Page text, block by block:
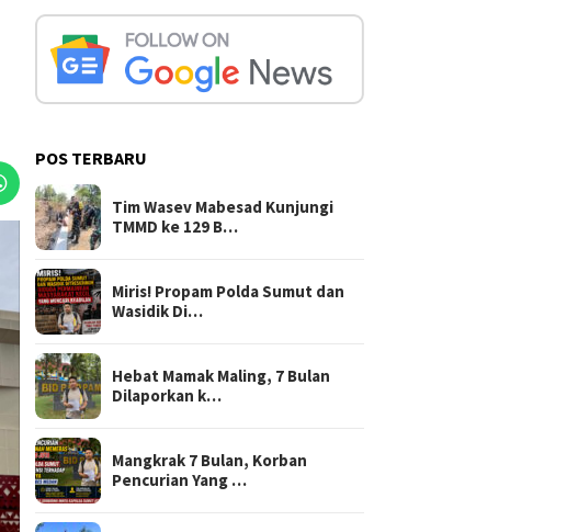
POS TERBARU
Tim Wasev Mabesad Kunjungi
TMMD ke 129 B…
Miris! Propam Polda Sumut dan
Wasidik Di…
Hebat Mamak Maling, 7 Bulan
Dilaporkan k…
Mangkrak 7 Bulan, Korban
Pencurian Yang …